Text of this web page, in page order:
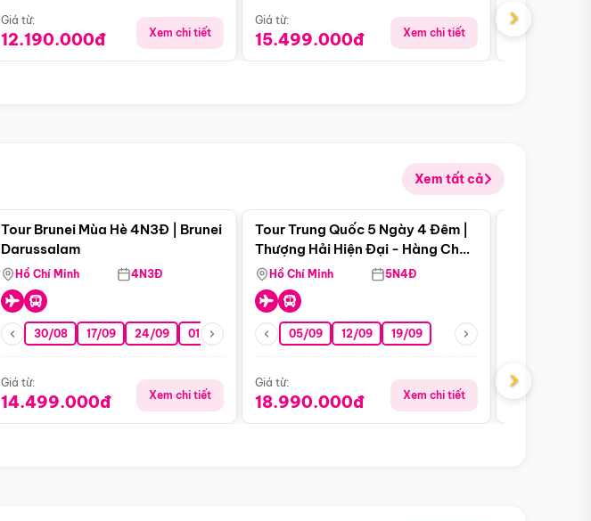
Giá từ:
12.190.000đ Xem chi tiết
Giá từ:
15.499.000đ Xem chi tiết
Giá từ:
›
Xem tất cả
Tour Brunei Mùa Hè 4N3Đ | Brunei
Darussalam
Hồ Chí Minh 4N3Đ
30/08 17/09 24/09 01/10 15/10 29/10
Giá từ:
14.499.000đ Xem chi tiết
Điểm nổi bật
Tour Trung Quốc 5 Ngày 4 Đêm |
Thượng Hải Hiện Đại - Hàng Châu
Nên Thơ - Ô Trấn Cổ Kính
Hồ Chí Minh 5N4Đ
05/09 12/09 19/09
Giá từ:
18.990.000đ Xem chi tiết
Giá từ:
›